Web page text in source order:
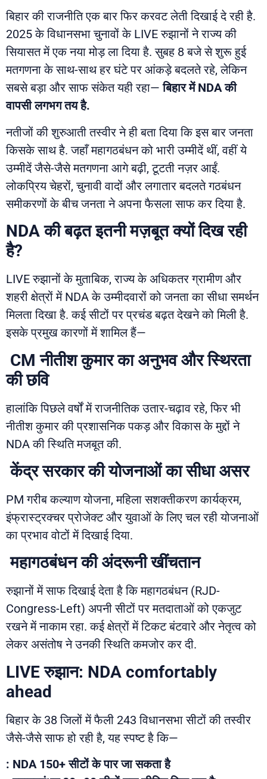
बिहार की राजनीति एक बार फिर करवट लेती दिखाई दे रही है.
2025 के विधानसभा चुनावों के LIVE रुझानों ने राज्य की
सियासत में एक नया मोड़ ला दिया है. सुबह 8 बजे से शुरू हुई
मतगणना के साथ-साथ हर घंटे पर आंकड़े बदलते रहे, लेकिन
सबसे बड़ा और साफ संकेत यही रहा—बिहार में NDA की
वापसी लगभग तय है.
नतीजों की शुरुआती तस्वीर ने ही बता दिया कि इस बार जनता
किसके साथ है. जहाँ महागठबंधन को भारी उम्मीदें थीं, वहीं ये
उम्मीदें जैसे-जैसे मतगणना आगे बढ़ी, टूटती नज़र आईं.
लोकप्रिय चेहरों, चुनावी वादों और लगातार बदलते गठबंधन
समीकरणों के बीच जनता ने अपना फैसला साफ कर दिया है.
NDA की बढ़त इतनी मज़बूत क्यों दिख रही
है?
LIVE रुझानों के मुताबिक, राज्य के अधिकतर ग्रामीण और
शहरी क्षेत्रों में NDA के उम्मीदवारों को जनता का सीधा समर्थन
मिलता दिखा है. कई सीटों पर प्रचंड बढ़त देखने को मिली है.
इसके प्रमुख कारणों में शामिल हैं—
CM नीतीश कुमार का अनुभव और स्थिरता
की छवि
हालांकि पिछले वर्षों में राजनीतिक उतार-चढ़ाव रहे, फिर भी
नीतीश कुमार की प्रशासनिक पकड़ और विकास के मुद्दों ने
NDA की स्थिति मजबूत की.
केंद्र सरकार की योजनाओं का सीधा असर
PM गरीब कल्याण योजना, महिला सशक्तीकरण कार्यक्रम,
इंफ्रास्ट्रक्चर प्रोजेक्ट और युवाओं के लिए चल रही योजनाओं
का प्रभाव वोटों में दिखाई दिया.
महागठबंधन की अंदरूनी खींचतान
रुझानों में साफ दिखाई देता है कि महागठबंधन (RJD-
Congress-Left) अपनी सीटों पर मतदाताओं को एकजुट
रखने में नाकाम रहा. कई क्षेत्रों में टिकट बंटवारे और नेतृत्व को
लेकर असंतोष ने उनकी स्थिति कमजोर कर दी.
LIVE रुझान: NDA comfortably
ahead
बिहार के 38 जिलों में फैली 243 विधानसभा सीटों की तस्वीर
जैसे-जैसे साफ हो रही है, यह स्पष्ट है कि—
: NDA 150+ सीटों के पार जा सकता है